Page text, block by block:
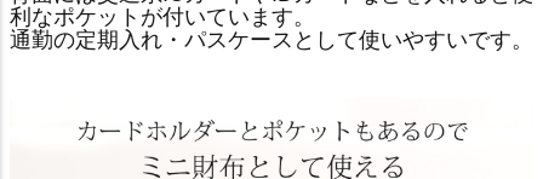
利なポケットが付いています。
通勤の定期入れ・パスケースとして使いやすいです。